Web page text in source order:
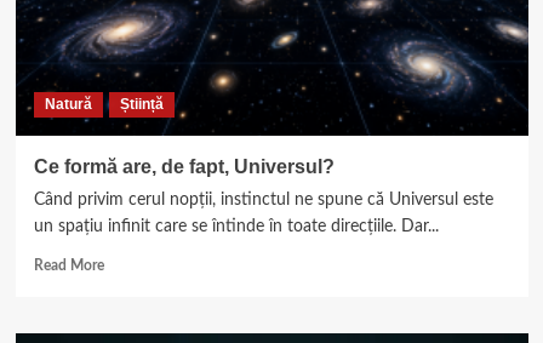
transformat
„sora
geamănă”
Pământului
într-
lume
infernală
Natură Știință
Ce formă are, de fapt, Universul?
Când privim cerul nopții, instinctul ne spune că Universul este
un spațiu infinit care se întinde în toate direcțiile. Dar...
Read MoreRead
Ce